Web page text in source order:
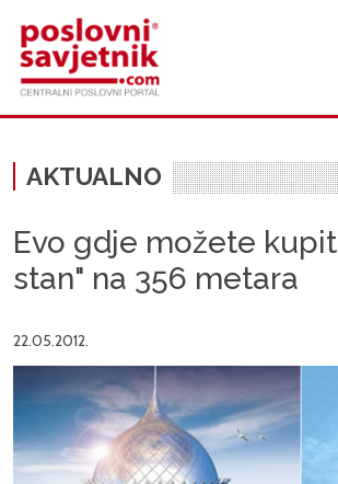
AKTUALNO
Evo gdje možete
stan" na 356 metara
22.05.2012.